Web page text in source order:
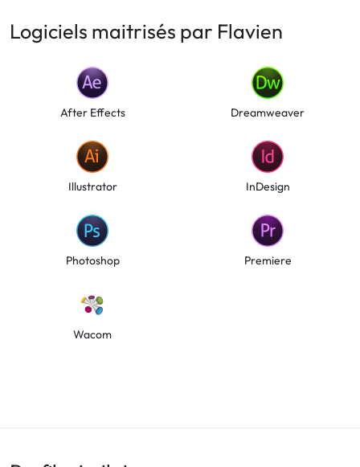
Logiciels maitrisés par Flavien
After Effects Dreamweaver
Illustrator InDesign
Photoshop Premiere
Wacom